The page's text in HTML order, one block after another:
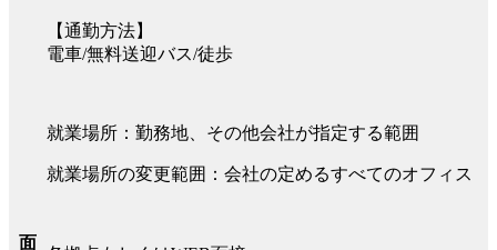
【通勤方法】
電車/無料送迎バス/徒歩
就業場所：勤務地、その他会社が指定する範囲
就業場所の変更範囲：会社の定めるすべてのオフィス
面